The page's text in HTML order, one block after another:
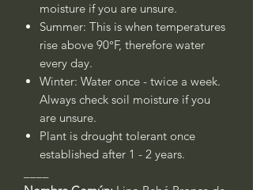
moisture if you are unsure.
Summer: This is when temperatures
rise above 90°F, therefore water
every day.
Winter: Water once - twice a week.
Always check soil moisture if you
are unsure.
Plant is drought tolerant once
established after 1 - 2 years.